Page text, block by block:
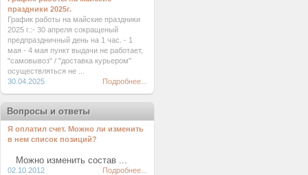
праздники 2025г.
График работы на майские праздники
2025 г.:- 30 апреля сокращеный
предпраздничный день на 1 час. - 1
мая - 4 мая пункт выдачи не работает,
"самовывоз" / "доставка курьером"
осуществляться не ...
30.04.2025
Подробнее...
Вопросы и ответы
Я оплатил счет. Можно ли изменить
в нем список позиций?
Можно изменить состав ...
02.10.2012 Подробнее...